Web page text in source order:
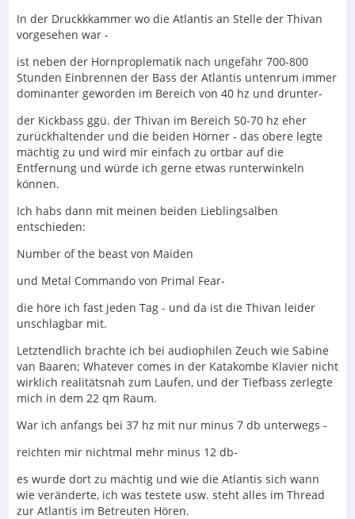
In der Druckkkammer wo die Atlantis an Stelle der Thivan
vorgesehen war -
ist neben der Hornproplematik nach ungefähr 700-800
Stunden Einbrennen der Bass der Atlantis untenrum immer
dominanter geworden im Bereich von 40 hz und drunter-
der Kickbass ggü. der Thivan im Bereich 50-70 hz eher
zurückhaltender und die beiden Hörner - das obere legte
mächtig zu und wird mir einfach zu ortbar auf die
Entfernung und würde ich gerne etwas runterwinkeln
können.
Ich habs dann mit meinen beiden Lieblingsalben
entschieden:
Number of the beast von Maiden
und Metal Commando von Primal Fear-
die höre ich fast jeden Tag - und da ist die Thivan leider
unschlagbar mit.
Letztendlich brachte ich bei audiophilen Zeuch wie Sabine
van Baaren; Whatever comes in der Katakombe Klavier nicht
wirklich realitätsnah zum Laufen, und der Tiefbass zerlegte
mich in dem 22 qm Raum.
War ich anfangs bei 37 hz mit nur minus 7 db unterwegs -
reichten mir nichtmal mehr minus 12 db-
es wurde dort zu mächtig und wie die Atlantis sich wann
wie veränderte, ich was testete usw. steht alles im Thread
zur Atlantis im Betreuten Hören.